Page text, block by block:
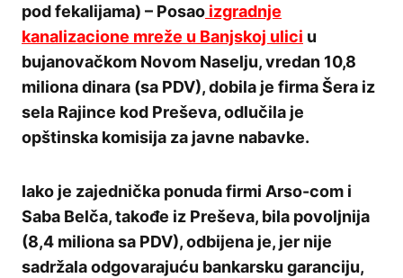
pod fekalijama) – Posao izgradnje
kanalizacione mreže u Banjskoj ulici u
bujanovačkom Novom Naselju, vredan 10,8
miliona dinara (sa PDV), dobila je firma Šera iz
sela Rajince kod Preševa, odlučila je
opštinska komisija za javne nabavke.
Iako je zajednička ponuda firmi Arso-com i
Saba Belča, takođe iz Preševa, bila povoljnija
(8,4 miliona sa PDV), odbijena je, jer nije
sadržala odgovarajuću bankarsku garanciju,